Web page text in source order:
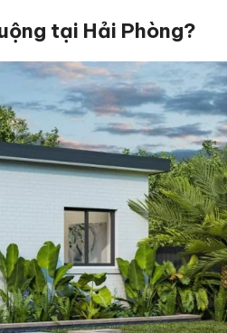
tại Hải Phòng?